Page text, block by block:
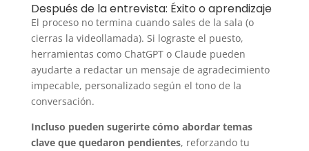
Después de la entrevista: Éxito o aprendizaje
El proceso no termina cuando sales de la sala (o
cierras la videollamada). Si lograste el puesto,
herramientas como ChatGPT o Claude pueden
ayudarte a redactar un mensaje de agradecimiento
impecable, personalizado según el tono de la
conversación.
Incluso pueden sugerirte cómo abordar temas
clave que quedaron pendientes, reforzando tu